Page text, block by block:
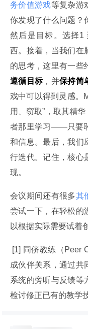
务价值游戏等复杂游
你发现了什么问题？
然后是目标。选择1
西。接着，当我们在
的思考，这里有一些
遵循目标，并保持简
戏中可以得到灵感。
用、窃取”，取其精
者那里学习——只要
和信息。最后，我们
行迭代。记住，核心
现。
会议期间还有很多其
尝试一下，在轻松的
以根据实际需要试着
成伙伴关系，通过共
系统的旁听与反馈等
检讨修正已有的教学